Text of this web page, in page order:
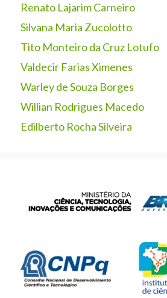
Renato Lajarim Carneiro
Silvana Maria Zucolotto
Tito Monteiro da Cruz Lotufo
Valdecir Farias Ximenes
Warley de Souza Borges
Willian Rodrigues Macedo
Edilberto Rocha Silveira